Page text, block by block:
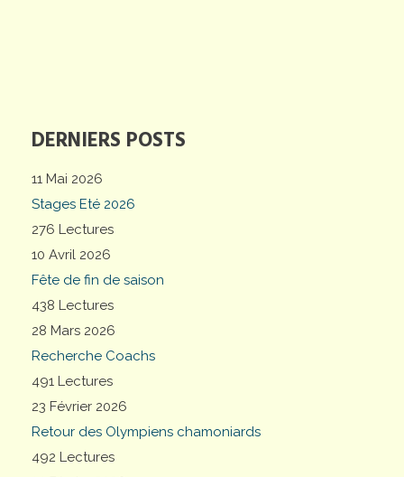
DERNIERS POSTS
11 Mai 2026
Stages Eté 2026
276 Lectures
10 Avril 2026
Fête de fin de saison
438 Lectures
28 Mars 2026
Recherche Coachs
491 Lectures
23 Février 2026
Retour des Olympiens chamoniards
492 Lectures